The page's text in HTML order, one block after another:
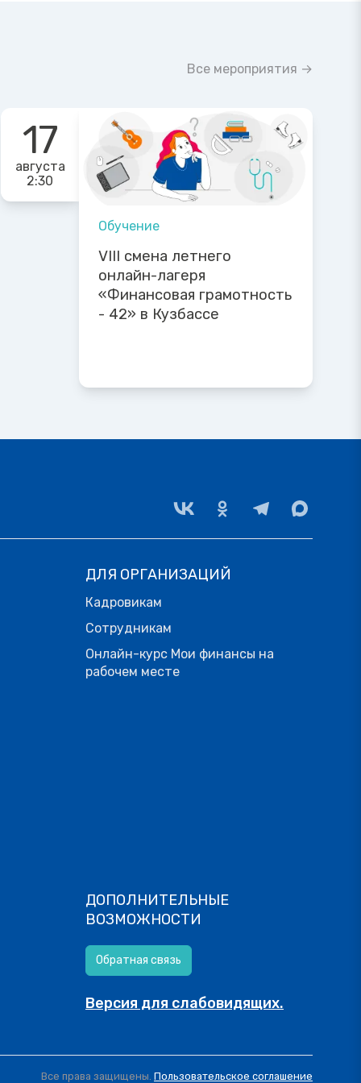
Все мероприятия →
17
августа
2:30
Обучение
VIII смена летнего
онлайн-лагеря
«Финансовая грамотность
- 42» в Кузбассе
ДЛЯ ОРГАНИЗАЦИЙ
Кадровикам
Сотрудникам
Онлайн-курс Мои финансы на
рабочем месте
ДОПОЛНИТЕЛЬНЫЕ
ВОЗМОЖНОСТИ
Обратная связь
Версия для слабовидящих.
Все права защищены. Пользовательское соглашение